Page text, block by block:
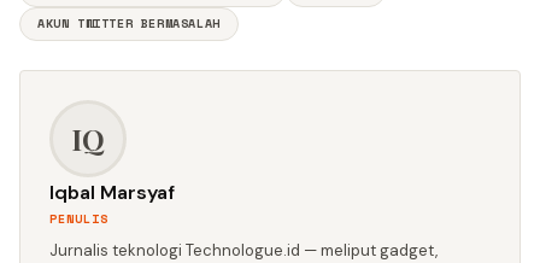
AKUN TWITTER BERMASALAH
IQ
Iqbal Marsyaf
PENULIS
Jurnalis teknologi Technologue.id — meliput gadget,